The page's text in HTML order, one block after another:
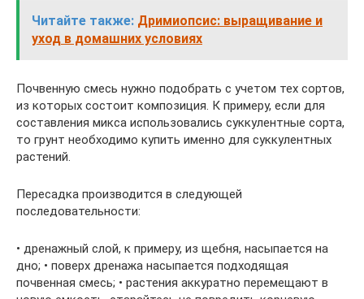
Читайте также: Дримиопсис: выращивание и
уход в домашних условиях
Почвенную смесь нужно подобрать с учетом тех сортов,
из которых состоит композиция. К примеру, если для
составления микса использовались суккулентные сорта,
то грунт необходимо купить именно для суккулентных
растений.
Пересадка производится в следующей
последовательности:
• дренажный слой, к примеру, из щебня, насыпается на
дно; • поверх дренажа насыпается подходящая
почвенная смесь; • растения аккуратно перемещают в